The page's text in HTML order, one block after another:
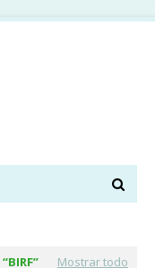
BIRF Mostrar todo